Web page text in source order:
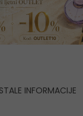
INFORMACIJE